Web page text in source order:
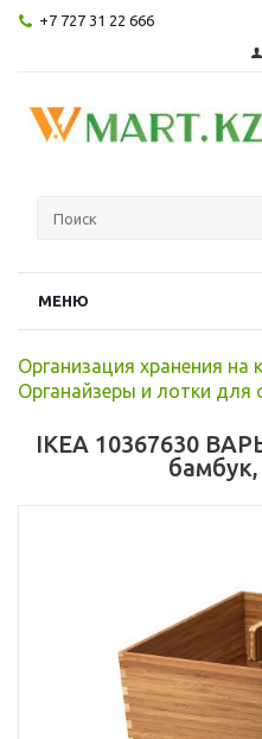
+7 727 31 22 666
МЕНЮ
Организация хранения на
Органайзеры и лотки для
IKEA 10367630